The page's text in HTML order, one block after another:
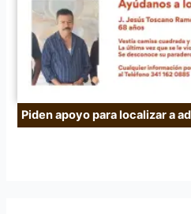
Piden apoyo para localizar a